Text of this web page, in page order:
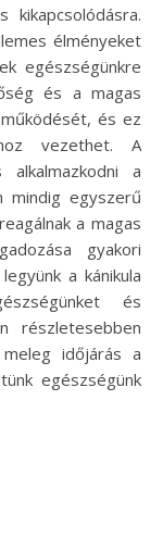
élményeket
egészségünkre
és a magas
és ez
vezethet. A
a
mindig egyszerű
a magas
gyakori
a kánikula
és
részletesebben
időjárás a
egészségünk